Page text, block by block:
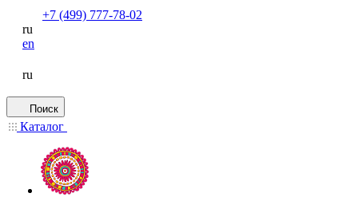
+7 (499) 777-78-02
ru
en
ru
Поиск
Каталог